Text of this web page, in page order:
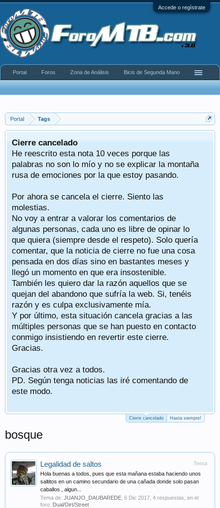
Accede o regístrate
Portal Tags
Cierre cancelado
He reescrito esta nota 10 veces porque las
palabras no son lo mío y no se explicar la montaña
rusa de emociones por la que estoy pasando.
Por ahora se cancela el cierre. Siento las
molestias.
No voy a entrar a valorar los comentarios de
algunas personas, cada uno es libre de opinar lo
que quiera (siempre desde el respeto). Solo quería
comentar, que la noticia de cierre no fue una cosa
pensada en dos días sino en bastantes meses y
llegó un momento en que era insostenible.
También les quiero dar la razón aquellos que se
quejan del abandono que sufría la web. Si, tenéis
razón y es culpa exclusivamente mía.
Y por último, esta situación cancela gracias a las
múltiples personas que se han puesto en contacto
conmigo insistiendo en revertir este cierre.
Gracias.
Gracias otra vez a todos.
PD. Según tenga noticias las iré comentando de
este modo.
Cierre cancelado Hasta siempre!
bosque
Tema
Legalidad de saltos
Hola buenas a todos, pues que esta mañana estaba haciendo unos
saltitos en un camino secundario de una cañada donde solo pasan
caballos , algun...
Tema de: JUANJO_DAUBAREDE 6 Dic 2017 , 4 respuestas, en el
foro: Dual/Dirt/Street
Portal Foros Zona de Análisis Bicis de Segunda Mano